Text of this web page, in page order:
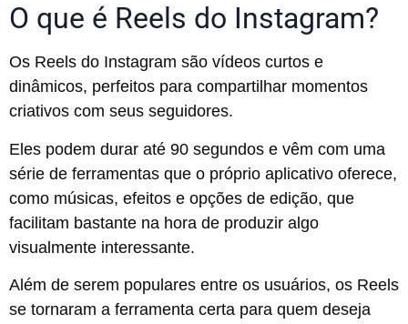
O que é Reels do Instagram?
Os Reels do Instagram são vídeos curtos e
dinâmicos, perfeitos para compartilhar momentos
criativos com seus seguidores.
Eles podem durar até 90 segundos e vêm com uma
série de ferramentas que o próprio aplicativo oferece,
como músicas, efeitos e opções de edição, que
facilitam bastante na hora de produzir algo
visualmente interessante.
Além de serem populares entre os usuários, os Reels
se tornaram a ferramenta certa para quem deseja